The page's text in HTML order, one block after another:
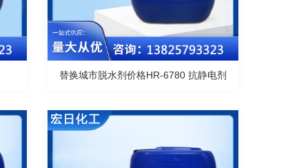
替换城市脱水剂价格HR-6780 抗静电剂